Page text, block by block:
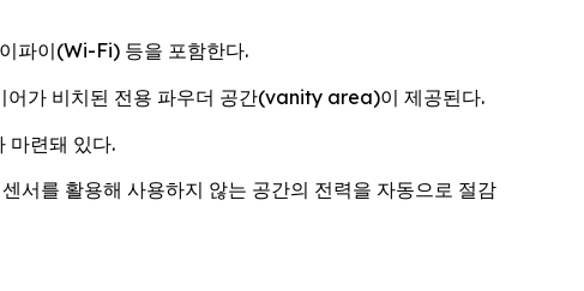
파이(Wi-Fi) 등을 포함한다.
어가 비치된 전용 파우더 공간(vanity area)이 제공된다.
마련돼 있다.
서를 활용해 사용하지 않는 공간의 전력을 자동으로 절감